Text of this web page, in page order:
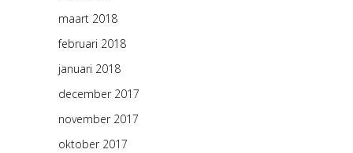
maart 2018
februari 2018
januari 2018
december 2017
november 2017
oktober 2017